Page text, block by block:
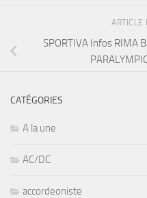
ARTICLE
SPORTIVA Infos RIMA
CATÉGORIES
A la une
AC/DC
accordeoniste